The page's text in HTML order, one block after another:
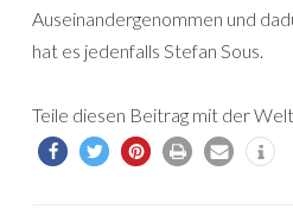
Auseinandergenommen und
hat es jedenfalls Stefan Sous.
Teile diesen Beitrag mit der Welt